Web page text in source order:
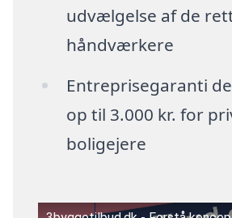
udvælgelse af de
håndværkere
Entreprisegaranti
op til 3.000 kr. for
boligejere